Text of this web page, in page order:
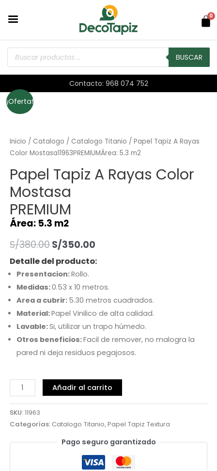
0
BUSCAR
Contacto: 968 074 752
¡Oferta!
Inicio / Catalogo / Catalogo Titanio / Papel Tapiz A Rayas
Color Mostasa11963PREMIUMÁrea: 5.3 m2
Papel Tapiz A Rayas Color
Mostasa
PREMIUM
Área: 5.3 m2
S/380.00S/350.00
Detalle del producto:
Presentacion:Rollo.
Medidas:0.53 x 10 metros.
Area a cubrir: 5.30 metros cuadrados.
Material:Papel Vinilico de alta calidad.
Lavable:Si, utilizar un trapo húmedo.
Otros beneficios:Facil de remover, no malogra la
pared ni deja residuos pegajosos.
Añadir al carrito
SKU:11963
Categorías:Catalogo Titanio,Papel Tapiz Textura
Pago seguro garantizado